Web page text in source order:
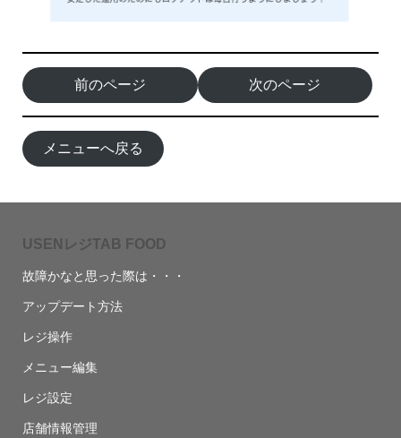
前のページ 次のページ
メニューへ戻る
USENレジTAB FOOD
故障かなと思った際は・・・
アップデート方法
レジ操作
メニュー編集
レジ設定
店舗情報管理